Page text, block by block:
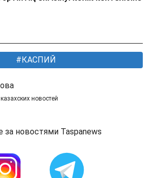
КАСПИЙ
новостей
за новостями Taspanews